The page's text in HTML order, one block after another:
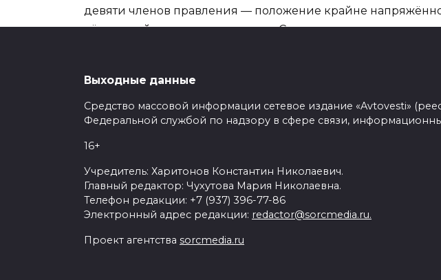
девяти членов правления — положение крайне
её дальнейшего существования. Согласно данным, шесть из
выбрал вариант, подразумевающий отсутствие серьёзных
положения компании.
Таким образом, все топ-менеджеры сошлись во мнении о
Выходные данные
Средство массовой информации сетевое издание «Avtovesti»
Федеральной службой по надзору в сфере связи,
16+
Учредитель: Харитонов Константин Николаевич.
Главный редактор: Чухутова Мария Николаевна.
Телефон редакции: +7 (937) 396-77-86
Электронный адрес редакции: redactor@sorcmedia.ru.
Проект агентства sorcmedia.ru